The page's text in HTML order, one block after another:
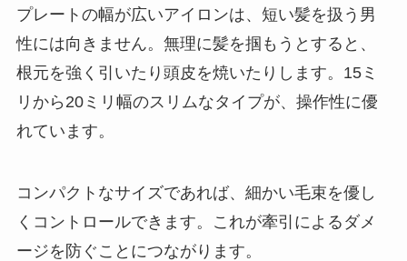
プレートの幅が広いアイロンは、短い髪を扱う男
性には向きません。無理に髪を掴もうとすると、
根元を強く引いたり頭皮を焼いたりします。15ミ
リから20ミリ幅のスリムなタイプが、操作性に優
れています。
コンパクトなサイズであれば、細かい毛束を優し
くコントロールできます。これが牽引によるダメ
ージを防ぐことにつながります。